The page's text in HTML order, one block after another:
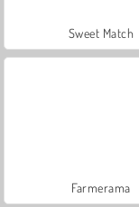
Sweet Match
Farmerama